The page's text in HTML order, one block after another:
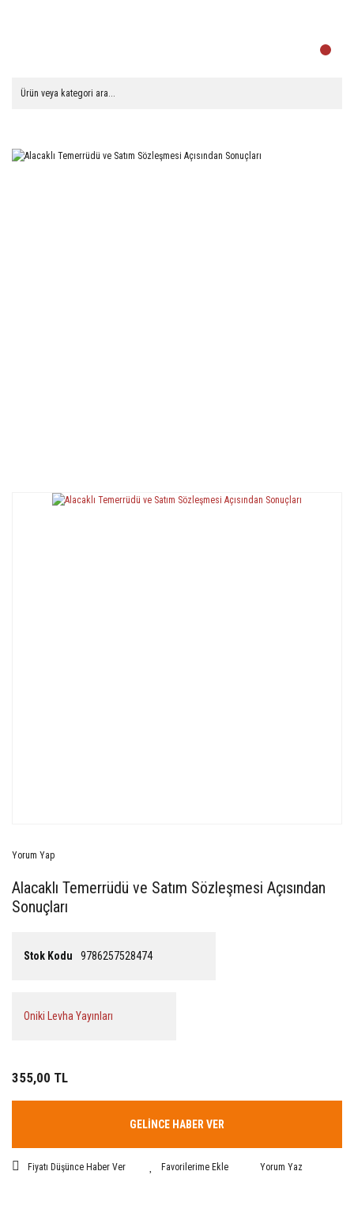
Yorum Yap
Alacaklı Temerrüdü ve Satım Sözleşmesi Açısından
Sonuçları
Stok Kodu 9786257528474
Oniki Levha Yayınları
355,00 TL
GELİNCE HABER VER
Fiyatı Düşünce Haber Ver Yorum Yaz